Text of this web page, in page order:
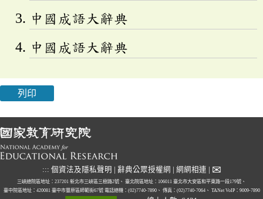
中國成語大辭典
中國成語大辭典
列印
::: 個資法及隱私聲明 辭典公眾授權網 網網相連 ✉
三峽總院區地址：237201 新北市三峽區三樹路2號、 臺北院區地址：106011 臺北市大安區和平東路一段179號、
臺中院區地址：420081 臺中市豐原區師範街67號 電話總機：(02)7740-7890、 傳真：(02)7740-7064、 TANet VoIP：9009-7890